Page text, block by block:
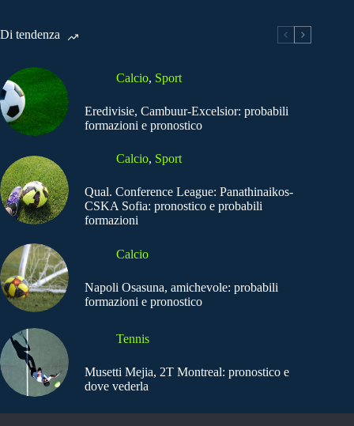
Di tendenza
Calcio, Sport
Eredivisie, Cambuur-Excelsior: probabili
formazioni e pronostico
Calcio, Sport
Qual. Conference League: Panathinaikos-
CSKA Sofia: pronostico e probabili
formazioni
Calcio
Napoli Osasuna, amichevole: probabili
formazioni e pronostico
Tennis
Musetti Mejia, 2T Montreal: pronostico e
dove vederla